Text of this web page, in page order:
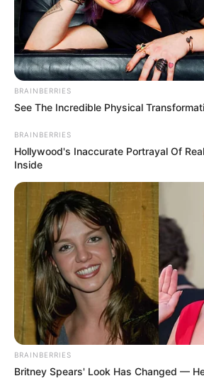
BRAINBERRIES
See The Incredible Physical
BRAINBERRIES
Hollywood's Inaccurate Portrayal Of
Inside
BRAINBERRIES
Britney Spears' Look Has Changed —